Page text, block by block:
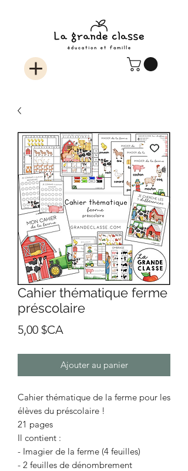
Cahier thématique ferme
préscolaire
5,00 $CA
Ajouter au panier
Cahier thématique de la ferme pour les
élèves du préscolaire !
21 pages
Il contient :
- Imagier de la ferme (4 feuilles)
- 2 feuilles de dénombrement